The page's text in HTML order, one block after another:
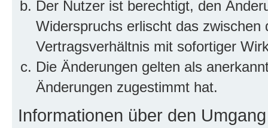
Der Nutzer ist berechtigt, den
Widerspruchs erlischt das
Vertragsverhältnis mit sofortiger
Die Änderungen gelten als
Änderungen zugestimmt hat.
Informationen über den